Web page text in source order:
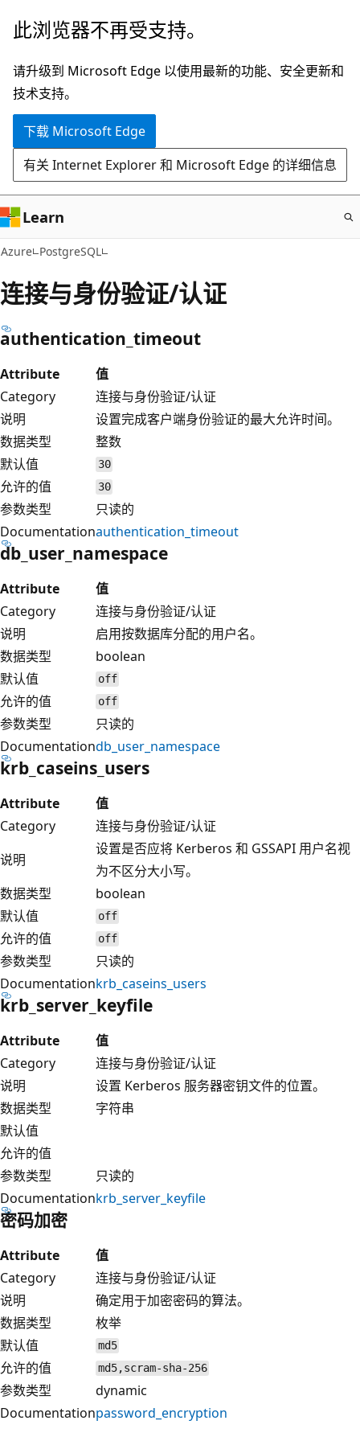
跳
主
要
内
此浏览器不再受支持。
请升级到 Microsoft Edge 以使用最新的功能、安全更新和
技术支持。
下载 Microsoft Edge
有关 Internet Explorer 和 Microsoft Edge 的详细信息
Learn
Azure PostgreSQL
连接与身份验证/认证
authentication_timeout
Attribute
值
Category
连接与身份验证/认证
说明
设置完成客户端身份验证的最大允许时间。
数据类型
整数
默认值
30
允许的值 30
参数类型
只读的
Documentationauthentication_timeout
db_user_namespace
Attribute
值
Category
连接与身份验证/认证
说明
启用按数据库分配的用户名。
数据类型
boolean
默认值
off
允许的值 off
参数类型
只读的
Documentationdb_user_namespace
krb_caseins_users
Attribute
值
Category
连接与身份验证/认证
说明
设置是否应将 Kerberos 和 GSSAPI 用户名视
为不区分大小写。
数据类型
boolean
默认值
off
允许的值 off
参数类型
只读的
Documentationkrb_caseins_users
krb_server_keyfile
Attribute
值
Category
连接与身份验证/认证
说明
设置 Kerberos 服务器密钥文件的位置。
数据类型
字符串
默认值
允许的值
参数类型
只读的
Documentationkrb_server_keyfile
密码加密
Attribute
值
Category
连接与身份验证/认证
说明
确定用于加密密码的算法。
数据类型
枚举
默认值
md5
允许的值 md5,scram-sha-256
参数类型
dynamic
Documentationpassword_encryption